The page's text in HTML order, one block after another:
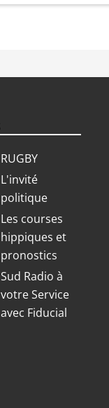
RUGBY
L'invité
politique
Les courses
hippiques et
pronostics
Sud Radio à
votre Service
avec Fiducial